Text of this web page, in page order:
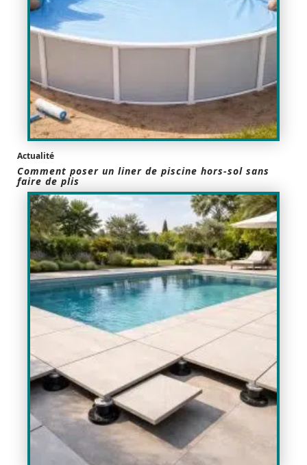
Actualité
Comment poser un liner de piscine hors-sol sans
faire de plis